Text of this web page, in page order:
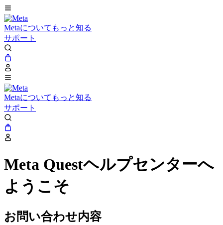
Metaについてもっと知る
サポート
Metaについてもっと知る
サポート
Meta Questヘルプセンターへ
ようこそ
お問い合わせ内容